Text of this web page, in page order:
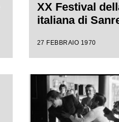
XX Festival
italiana di
27 FEBBRAIO 1970